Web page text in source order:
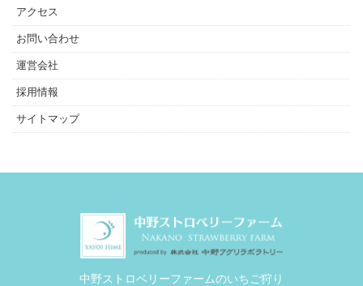
アクセス
お問い合わせ
運営会社
採用情報
サイトマップ
中野ストロベリーファームのいちご狩り